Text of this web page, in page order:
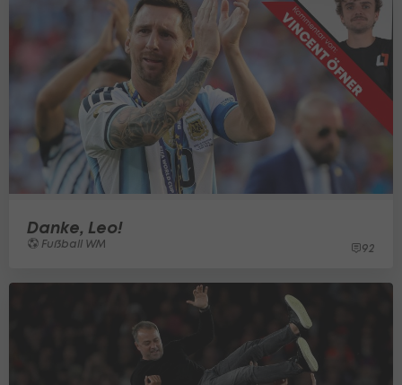
Danke, Leo!
Fußball WM 92